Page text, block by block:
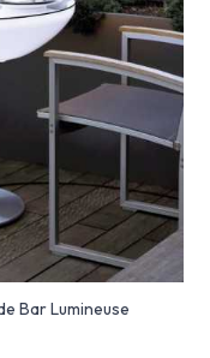
Bar Lumineuse